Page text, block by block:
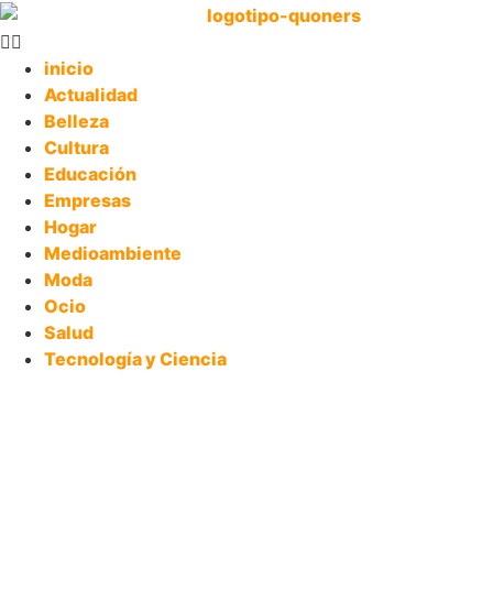
inicio
Actualidad
Belleza
Cultura
Educación
Empresas
Hogar
Medioambiente
Moda
Ocio
Salud
Tecnología y Ciencia